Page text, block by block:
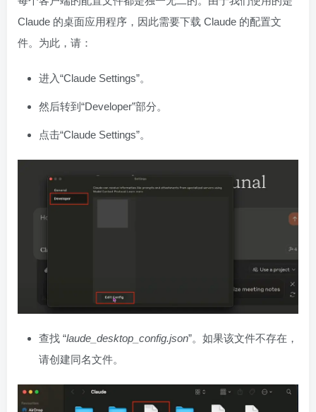
Claude 的桌面应用程序，因此需要下载 Claude 的配置文
件。为此，请：
进入“Claude Settings”。
然后转到“Developer”部分。
点击“Claude Settings”。
查找 “laude_desktop_config.json”。如果该文件不存在，
请创建同名文件。